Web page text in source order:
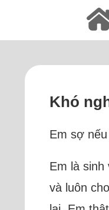
Khó
Em sợ
Em là
và luôn